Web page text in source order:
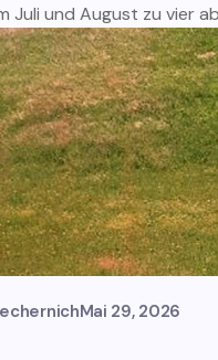
Juli und August zu vier
Mai 29, 2026